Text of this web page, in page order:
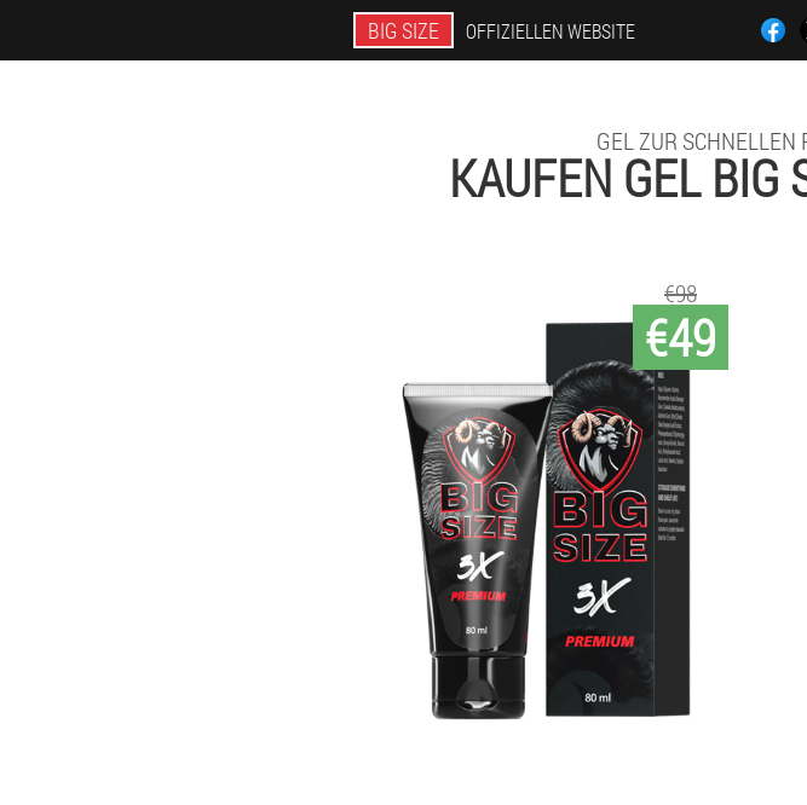
BIG SIZE OFFIZIELLEN WEBSITE
GEL ZUR SCHNELLEN
KAUFEN GEL BIG
€49
€98